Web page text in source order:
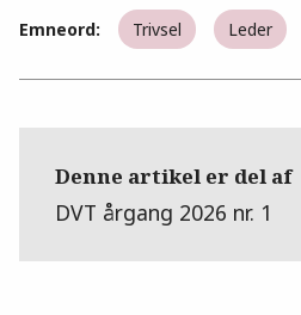
Emneord: Trivsel Leder
Denne artikel er del af
DVT årgang 2026 nr. 1